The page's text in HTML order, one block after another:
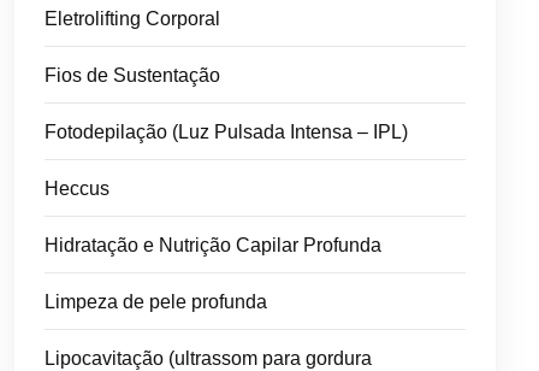
Eletrolifting Corporal
Fios de Sustentação
Fotodepilação (Luz Pulsada Intensa – IPL)
Heccus
Hidratação e Nutrição Capilar Profunda
Limpeza de pele profunda
Lipocavitação (ultrassom para gordura